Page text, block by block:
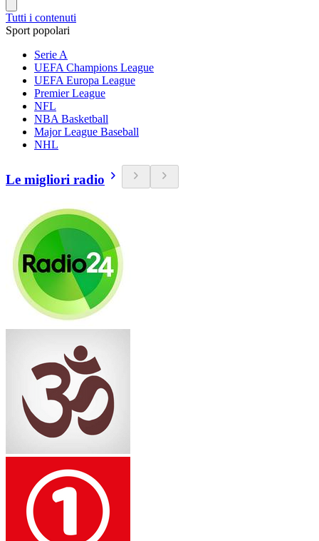
Tutti i contenuti
Sport popolari
Serie A
UEFA Champions League
UEFA Europa League
Premier League
NFL
NBA Basketball
Major League Baseball
NHL
Le migliori radio